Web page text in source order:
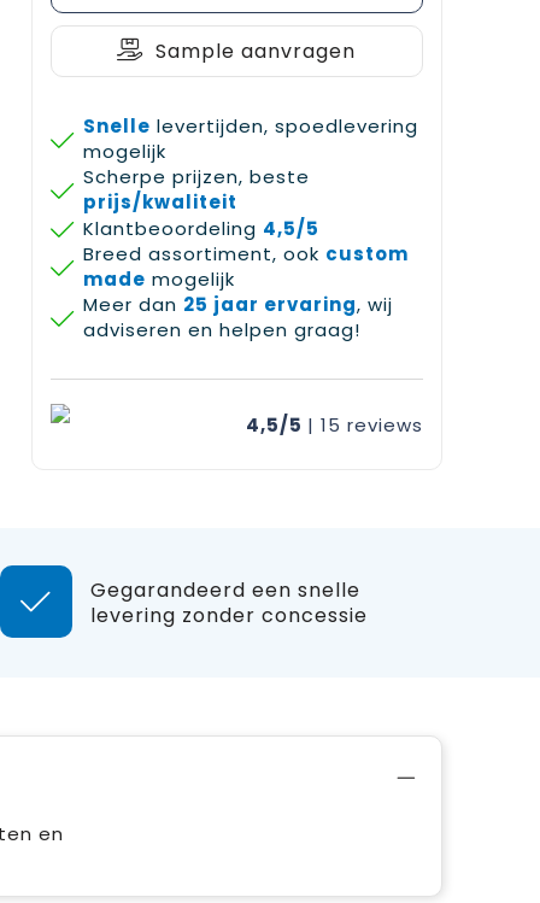
Sample aanvragen
Snelle levertijden, spoedlevering
mogelijk
Scherpe prijzen, beste
prijs/kwaliteit
Klantbeoordeling 4,5/5
Breed assortiment, ook custom
made mogelijk
Meer dan 25 jaar ervaring, wij
adviseren en helpen graag!
4,5/5 | 15 reviews
Gegarandeerd een snelle
levering zonder concessie
en